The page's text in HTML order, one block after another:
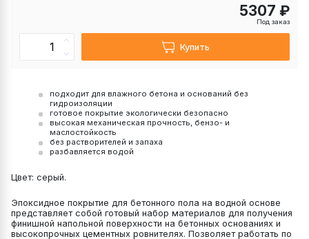
Купить
5307 ₽
Под заказ
подходит для влажного бетона и оснований без
гидроизоляции
готовое покрытие экологически безопасно
высокая механическая прочность, бензо- и
маслостойкость
без растворителей и запаха
разбавляется водой
Цвет: серый.
Эпоксидное покрытие для бетонного пола на водной основе
представляет собой готовый набор материалов для получения
финишной напольной поверхности на бетонных основаниях и
высокопрочных цементных ровнителях. Позволяет работать по